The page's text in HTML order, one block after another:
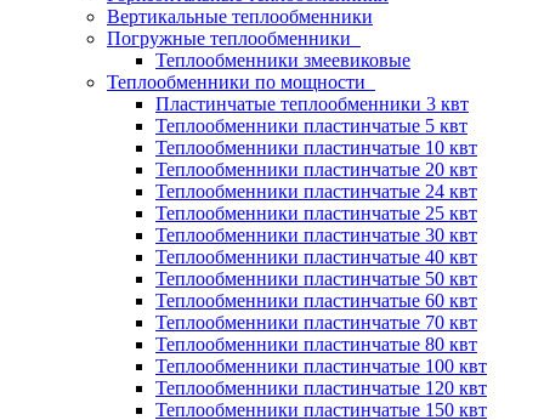
Вертикальные теплообменники
Погружные теплообменники
Теплообменники змеевиковые
Теплообменники по мощности
Пластинчатые теплообменники 3 квт
Теплообменники пластинчатые 5 квт
Теплообменники пластинчатые 10 квт
Теплообменники пластинчатые 20 квт
Теплообменники пластинчатые 24 квт
Теплообменники пластинчатые 25 квт
Теплообменники пластинчатые 30 квт
Теплообменники пластинчатые 40 квт
Теплообменники пластинчатые 50 квт
Теплообменники пластинчатые 60 квт
Теплообменники пластинчатые 70 квт
Теплообменники пластинчатые 80 квт
Теплообменники пластинчатые 100 квт
Теплообменники пластинчатые 120 квт
Теплообменники пластинчатые 150 квт